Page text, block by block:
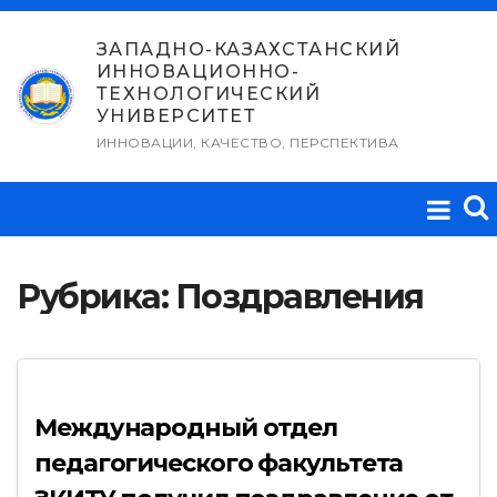
Перейти
содержимому
ЗАПАДНО-КАЗАХСТАНСКИЙ
ИННОВАЦИОННО-
ТЕХНОЛОГИЧЕСКИЙ
УНИВЕРСИТЕТ
ИННОВАЦИИ, КАЧЕСТВО, ПЕРСПЕКТИВА
Рубрика: Поздравления
Международный отдел
педагогического факультета